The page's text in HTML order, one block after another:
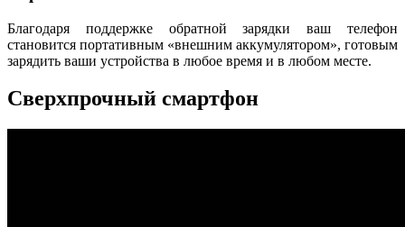
Благодаря поддержке обратной зарядки ваш телефон
становится портативным «внешним аккумулятором», готовым
зарядить ваши устройства в любое время и в любом месте.
Сверхпрочный смартфон